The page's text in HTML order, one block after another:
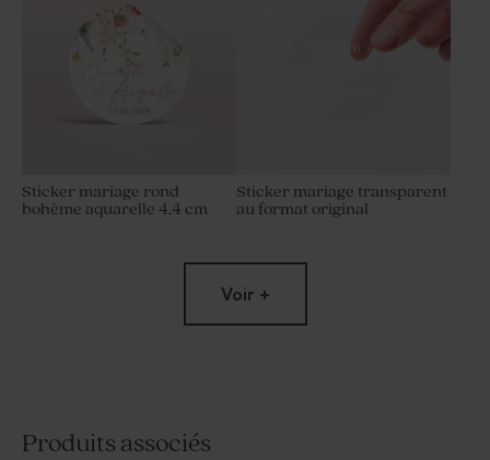
Sticker mariage rond
bohème aquarelle 4,4 cm
Sticker mariage transparent
au format original
Voir +
Produits associés